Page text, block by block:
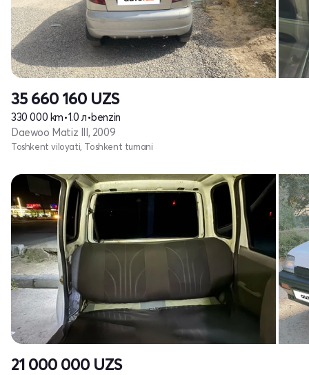
35 660 160 UZS
330 000 km•1.0 л•benzin
Daewoo Matiz III, 2009
Toshkent viloyati, Toshkent tumani
21 000 000 UZS